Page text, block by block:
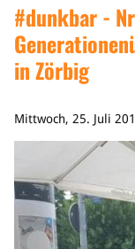
#dunkbar -
in Zörbig
Mittwoch, 25. Juli